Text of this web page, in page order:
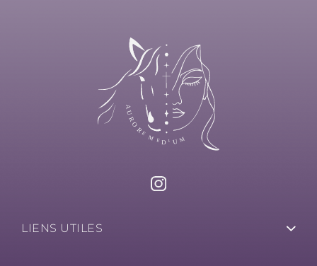
LIENS UTILES